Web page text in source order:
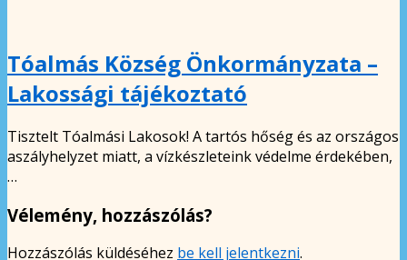
Tóalmás Község Önkormányzata –
Lakossági tájékoztató
Tisztelt Tóalmási Lakosok! A tartós hőség és az országos
aszályhelyzet miatt, a vízkészleteink védelme érdekében,
…
Vélemény, hozzászólás?
Hozzászólás küldéséhez be kell jelentkezni.